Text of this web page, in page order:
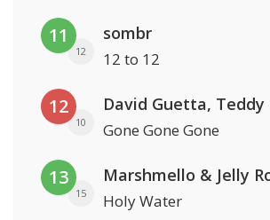
11
12
sombr
12 to 12
12
10 Gone Gone Gone
13
15
Marshmello & Jelly
Holy Water